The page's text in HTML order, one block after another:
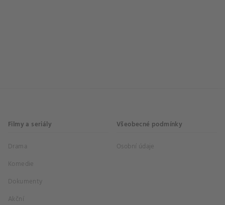
Filmy a seriály
Drama
Komedie
Dokumenty
Akční
Všeobecné podmínky
Osobní údaje